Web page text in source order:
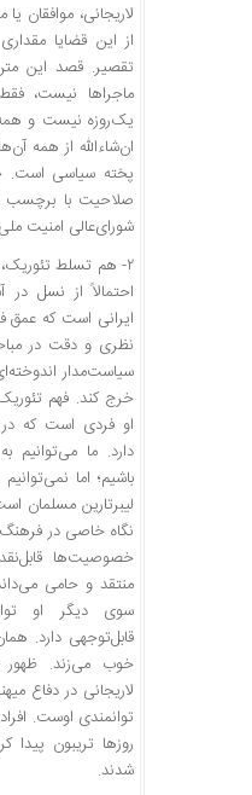
لاریجانی، موافقان
از این قضایا
تقصیر. قصد این
ماجراها نیست،
یک‌روزه نیست و همه‌
ان‌شاءالله از همه‌
پخته‌ سیاسی است.
صلاحیت با برچسب
شورای‌عالی امنیت
۲- هم تسلط تئوریک،
احتمالاً از نسل در
ایرانی است که عمق
نظری و دقت در
سیاست‌مدار
خرج کند. فهم
او فردی است که
دارد. ما می‌توانیم
باشیم؛ اما
لیبرتارین مسلمان
نگاه خاصی در
خصوصیت‌ها
منتقد و حامی
سوی دیگر او
قابل‌توجهی دارد.
خوب می‌زند. ظهور
توانمندی اوست.
روزها تریبون پیدا
شدند.